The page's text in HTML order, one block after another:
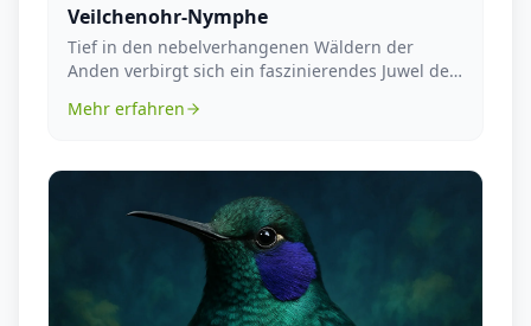
Veilchenohr-Nymphe
Tief in den nebelverhangenen Wäldern der
Anden verbirgt sich ein faszinierendes Juwel der
Mehr erfahren